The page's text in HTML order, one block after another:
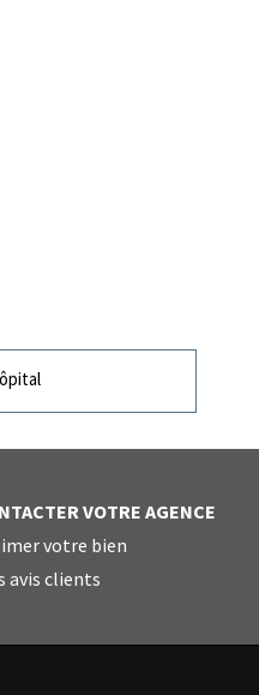
VOTRE AGENCE
votre bien
avis clients